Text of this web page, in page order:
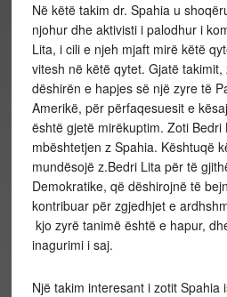
Në këtë takim dr. Spahia u
njohur dhe aktivisti i palodhur i
Lita, i cili e njeh mjaft mirë këtë
vitesh në këtë qytet. Gjatë
dëshirën e hapjes së një zyre të
Amerikë, për përfaqesuesit e
është gjetë mirëkuptim. Zoti Bedri
mbështetjen z Spahia. Kështuqë
mundësojë z.Bedri Lita për të
Demokratike, që dëshirojnë të
kontribuar për zgjedhjet e
kjo zyrë tanimë është e hapur,
inagurimi i saj.
Një takim interesant i zotit